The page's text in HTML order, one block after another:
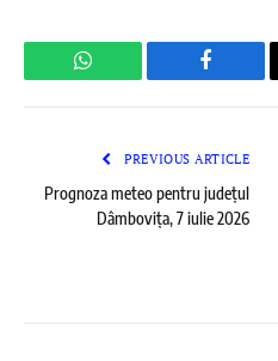
WhatsApp
PREVIOUS ARTICLE
Prognoza meteo pentru județul
Dâmbovița, 7 iulie 2026